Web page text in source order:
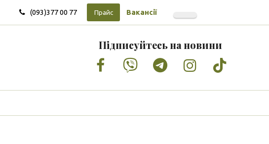
(093)377 00 77 Прайс Вакансії
Підписуйтесь на новини
Facebook
VimeoTumblrInstagram
Tiktok